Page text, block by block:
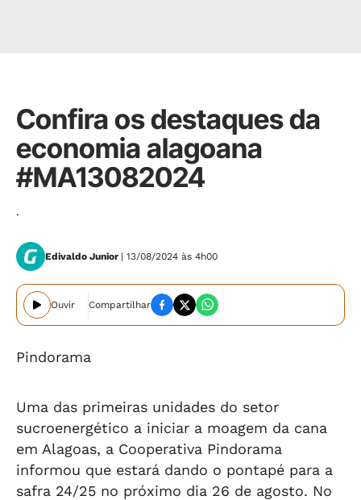
Confira os destaques da
economia alagoana
#MA13082024
.
Edivaldo Junior | 13/08/2024 às 4h00
Ouvir Compartilhar
Pindorama
Uma das primeiras unidades do setor
sucroenergético a iniciar a moagem da cana
em Alagoas, a Cooperativa Pindorama
informou que estará dando o pontapé para a
safra 24/25 no próximo dia 26 de agosto. No